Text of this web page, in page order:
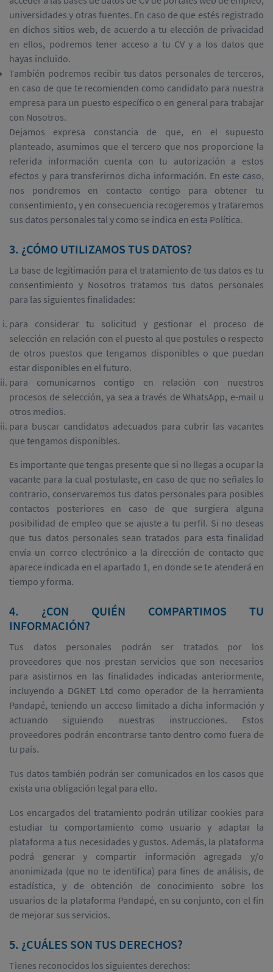
universidades y otras fuentes. En caso de que estés registrado
en dichos sitios web, de acuerdo a tu elección de privacidad
en ellos, podremos tener acceso a tu CV y a los datos que
hayas incluido.
También podremos recibir tus datos personales de terceros,
en caso de que te recomienden como candidato para nuestra
empresa para un puesto específico o en general para trabajar
con Nosotros.
Dejamos expresa constancia de que, en el supuesto
planteado, asumimos que el tercero que nos proporcione la
referida información cuenta con tu autorización a estos
efectos y para transferirnos dicha información. En este caso,
nos pondremos en contacto contigo para obtener tu
consentimiento, y en consecuencia recogeremos y trataremos
sus datos personales tal y como se indica en esta Política.
3. ¿CÓMO UTILIZAMOS TUS DATOS?
La base de legitimación para el tratamiento de tus datos es tu
consentimiento y Nosotros tratamos tus datos personales
para las siguientes finalidades:
para considerar tu solicitud y gestionar el proceso de
selección en relación con el puesto al que postules o respecto
de otros puestos que tengamos disponibles o que puedan
estar disponibles en el futuro.
para comunicarnos contigo en relación con nuestros
procesos de selección, ya sea a través de WhatsApp, e-mail u
otros medios.
para buscar candidatos adecuados para cubrir las vacantes
que tengamos disponibles.
Es importante que tengas presente que si no llegas a ocupar la
vacante para la cual postulaste, en caso de que no señales lo
contrario, conservaremos tus datos personales para posibles
contactos posteriores en caso de que surgiera alguna
posibilidad de empleo que se ajuste a tu perfil. Si no deseas
que tus datos personales sean tratados para esta finalidad
envía un correo electrónico a la dirección de contacto que
aparece indicada en el apartado 1, en donde se te atenderá en
tiempo y forma.
4. ¿CON QUIÉN COMPARTIMOS TU
INFORMACIÓN?
Tus datos personales podrán ser tratados por los
proveedores que nos prestan servicios que son necesarios
para asistirnos en las finalidades indicadas anteriormente,
incluyendo a DGNET Ltd como operador de la herramienta
Pandapé, teniendo un acceso limitado a dicha información y
actuando siguiendo nuestras instrucciones. Estos
proveedores podrán encontrarse tanto dentro como fuera de
tu país.
Tus datos también podrán ser comunicados en los casos que
exista una obligación legal para ello.
Los encargados del tratamiento podrán utilizar cookies para
estudiar tu comportamiento como usuario y adaptar la
plataforma a tus necesidades y gustos. Además, la plataforma
podrá generar y compartir información agregada y/o
anonimizada (que no te identifica) para fines de análisis, de
estadística, y de obtención de conocimiento sobre los
usuarios de la plataforma Pandapé, en su conjunto, con el fin
de mejorar sus servicios.
5. ¿CUÁLES SON TUS DERECHOS?
Tienes reconocidos los siguientes derechos: